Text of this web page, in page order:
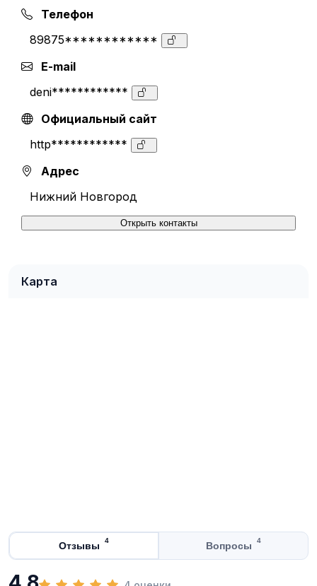
Телефон
89875************
E-mail
deni************
Официальный сайт
http************
Адрес
Нижний Новгород
Открыть контакты
Карта
Отзывы 4 Вопросы 4